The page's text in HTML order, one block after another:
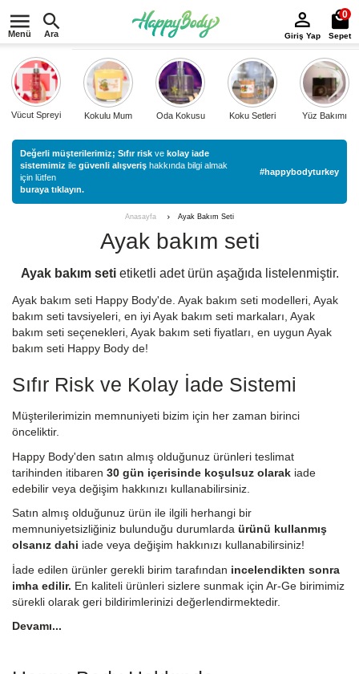
Menü Ara Giriş Yap
0
Sepet
Vücut Spreyi Kokulu Mum Oda Kokusu Koku Setleri Yüz Bakımı
Değerli müşterilerimiz; Sıfır risk ve kolay iade
sistemimiz ile güvenli alışveriş hakkında bilgi almak
için lütfen
buraya tıklayın.
#happybodyturkey
Anasayfa Ayak Bakım Seti
Ayak bakım seti
Ayak bakım setietiketli adet ürün aşağıda listelenmiştir.
Ayak bakım seti Happy Body'de. Ayak bakım seti modelleri, Ayak
bakım seti tavsiyeleri, en iyi Ayak bakım seti markaları, Ayak
bakım seti seçenekleri, Ayak bakım seti fiyatları, en uygun Ayak
bakım seti Happy Body de!
Sıfır Risk ve Kolay İade Sistemi
Müşterilerimizin memnuniyeti bizim için her zaman birinci
önceliktir.
Happy Body'den satın almış olduğunuz ürünleri teslimat
tarihinden itibaren 30 gün içerisinde koşulsuz olarak iade
edebilir veya değişim hakkınızı kullanabilirsiniz.
Satın almış olduğunuz ürün ile ilgili herhangi bir
memnuniyetsizliğiniz bulunduğu durumlarda ürünü kullanmış
olsanız dahi iade veya değişim hakkınızı kullanabilirsiniz!
İade edilen ürünler gerekli birim tarafından incelendikten sonra
imha edilir. En kaliteli ürünleri sizlere sunmak için Ar-Ge birimimiz
sürekli olarak geri bildirimlerinizi değerlendirmektedir.
Devamı...